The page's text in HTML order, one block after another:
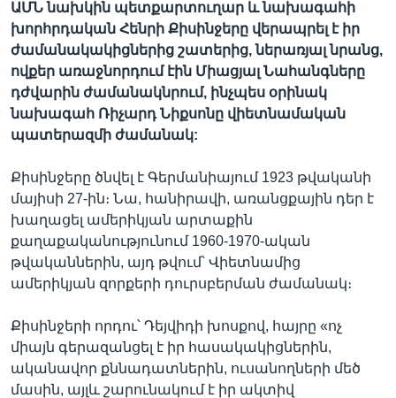
ԱՄՆ նախկին պետքարտուղար և նախագահի
խորհրդական Հենրի Քիսինջերը վերապրել է իր
ժամանակակիցներից շատերից, ներառյալ նրանց,
ովքեր առաջնորդում էին Միացյալ Նահանգները
դժվարին ժամանակնրում, ինչպես օրինակ
նախագահ Ռիչարդ Նիքսոնը վիետնամական
պատերազմի ժամանակ:
Քիսինջերը ծնվել է Գերմանիայում 1923 թվականի
մայիսի 27-ին։ Նա, հանիրավի, առանցքային դեր է
խաղացել ամերիկյան արտաքին
քաղաքականությունում 1960-1970-ական
թվականներին, այդ թվում՝ Վիետնամից
ամերիկյան զորքերի դուրսբերման ժամանակ։
Քիսինջերի որդու՝ Դեյվիդի խոսքով, հայրը «ոչ
միայն գերազանցել է իր հասակակիցներին,
ականավոր քննադատներին, ուսանողների մեծ
մասին, այլև շարունակում է իր ակտիվ